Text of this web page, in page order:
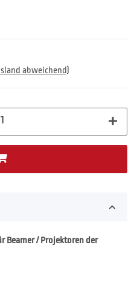
abweichend)
Beamer / Projektoren der